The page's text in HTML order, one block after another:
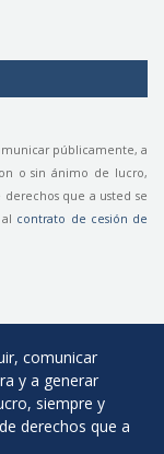
públicamente, a
o sin ánimo de lucro,
que a usted se
contrato de cesión de
comunicar
y a generar
siempre y
derechos que a